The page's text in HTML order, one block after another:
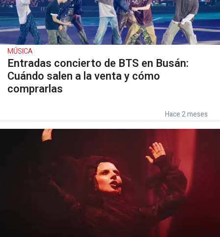
MÚSICA
Entradas concierto de BTS en Busán:
Cuándo salen a la venta y cómo
comprarlas
Hace 2 meses